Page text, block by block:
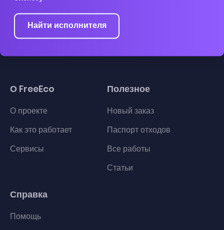
Найти исполнителя
О FreeEco
О проекте
Как это работает
Сервисы
Полезное
Новый заказ
Паспорт отходов
Все работы
Статьи
Справка
Помощь